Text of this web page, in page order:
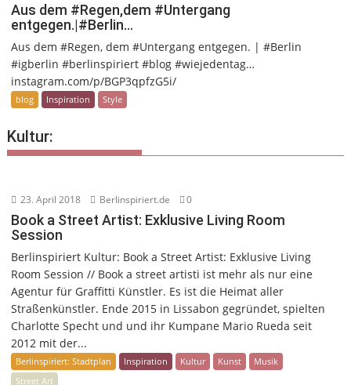
Aus dem #Regen,dem #Untergang
entgegen.|#Berlin…
Aus dem #Regen, dem #Untergang entgegen. | #Berlin
#igberlin #berlinspiriert #blog #wiejedentag…
instagram.com/p/BGP3qpfzG5i/
blog Inspiration Style
Kultur:
23. April 2018 Berlinspiriert.de 0
Book a Street Artist: Exklusive Living Room
Session
Berlinspiriert Kultur: Book a Street Artist: Exklusive Living
Room Session // Book a street artisti ist mehr als nur eine
Agentur für Graffitti Künstler. Es ist die Heimat aller
Straßenkünstler. Ende 2015 in Lissabon gegründet, spielten
Charlotte Specht und und ihr Kumpane Mario Rueda seit
2012 mit der...
Berlinspiriert: Stadtplan Inspiration Kultur Kunst
Musik
Street Art